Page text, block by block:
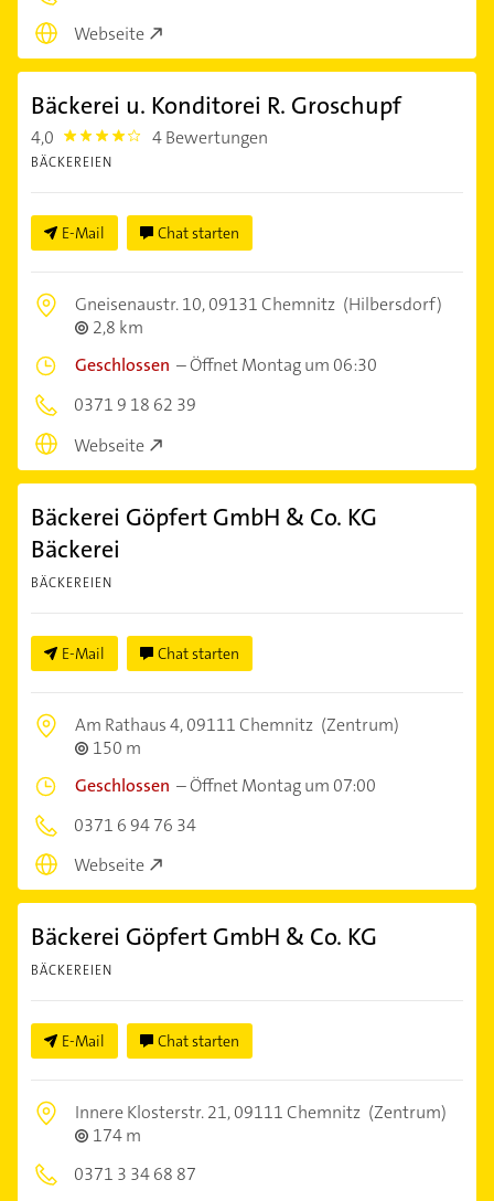
Webseite
Bäckerei u. Konditorei R. Groschupf
4,0 4.0 4 Bewertungen
BÄCKEREIEN
E-Mail Chat starten
Gneisenaustr. 10,09131 Chemnitz (Hilbersdorf)
2,8 km
Geschlossen –Öffnet Montag um 06:30
0371 9 18 62 39
Webseite
Bäckerei Göpfert GmbH & Co. KG
Bäckerei
BÄCKEREIEN
E-Mail Chat starten
Am Rathaus 4,09111 Chemnitz (Zentrum)
150 m
Geschlossen –Öffnet Montag um 07:00
0371 6 94 76 34
Webseite
Bäckerei Göpfert GmbH & Co. KG
BÄCKEREIEN
E-Mail Chat starten
Innere Klosterstr. 21,09111 Chemnitz (Zentrum)
174 m
0371 3 34 68 87